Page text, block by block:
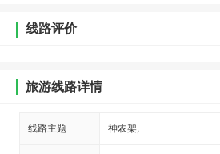
线路评价
旅游线路详情
线路主题 神农架,